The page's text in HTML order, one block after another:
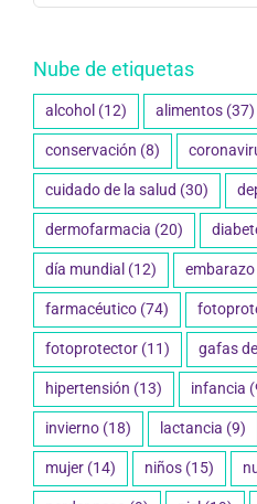
Nube de etiquetas
alcohol (12) alimentos (37)
conservación (8)
cuidado de la salud (30)
dermofarmacia (20)
día mundial (12) embarazo
farmacéutico (74)
fotoprotector (11) gafas
hipertensión (13) infancia
invierno (18) lactancia (9)
mujer (14) niños (15)